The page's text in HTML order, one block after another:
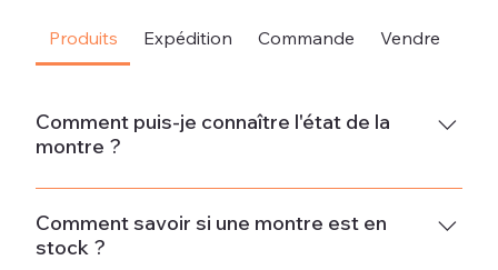
Produits Expédition Commande Vendre
Comment puis-je connaître l'état de la
montre ?
Neuve La montre est neuve et ne présente aucun signe
d'usure.État neuf - Jamais porté La montre est en parfait
état et n'a pas été portée. Si la montre provient d'un
Comment savoir si une montre est en
stock ?